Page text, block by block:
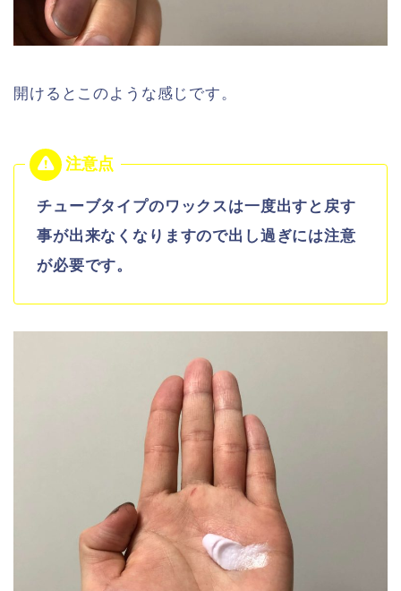
開けるとこのような感じです。
チューブタイプのワックスは一度出すと戻す
事が出来なくなりますので出し過ぎには注意
が必要です。